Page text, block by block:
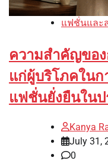
แฟชั่นและ
ความสำคัญขอ
แก่ผู้บริโภคในก
แฟชั่นยั่งยืนในป
Kanya
July 31,
0